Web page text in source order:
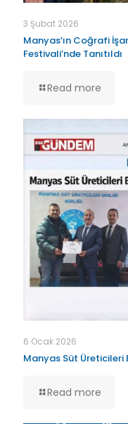
3 Şubat 2026
Manyas’ın Coğrafi
Festivali’nde Tanıtıldı
Read more
6 Ocak 2026
Manyas Süt Üreticileri
Read more